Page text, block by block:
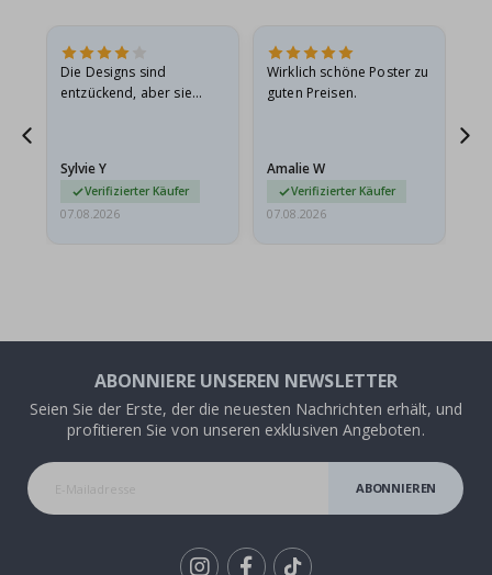
Die Designs sind
entzückend, aber sie
sie…
Sylvie Y
Verifizierter Käufer
07.08.2026
Wirklich schöne Poster zu
guten Preisen.
Amalie W
Verifizierter Käufer
07.08.2026
ABONNIERE UNSEREN NEWSLETTER
Seien Sie der Erste, der die neuesten Nachrichten erhält, und
profitieren Sie von unseren exklusiven Angeboten.
ABONNIEREN